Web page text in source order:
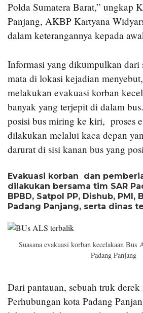
Polda Sumatera Barat,” ungkap
Panjang, AKBP Kartyana
dalam keterangannya kepada
Informasi yang dikumpulkan dari
mata di lokasi kejadian
melakukan evakuasi korban
banyak yang terjepit di dalam
posisi bus miring ke kiri, proses
dilakukan melalui kaca depan
darurat di sisi kanan bus yang
Evakuasi korban dan
dilakukan bersama tim SAR
BPBD, Satpol PP, Dishub, PMI,
Padang Panjang, serta dinas
Suasana evakuasi korban kecelakaan
Padang Panjang
Dari pantauan, sebuah truk
Perhubungan kota Padang